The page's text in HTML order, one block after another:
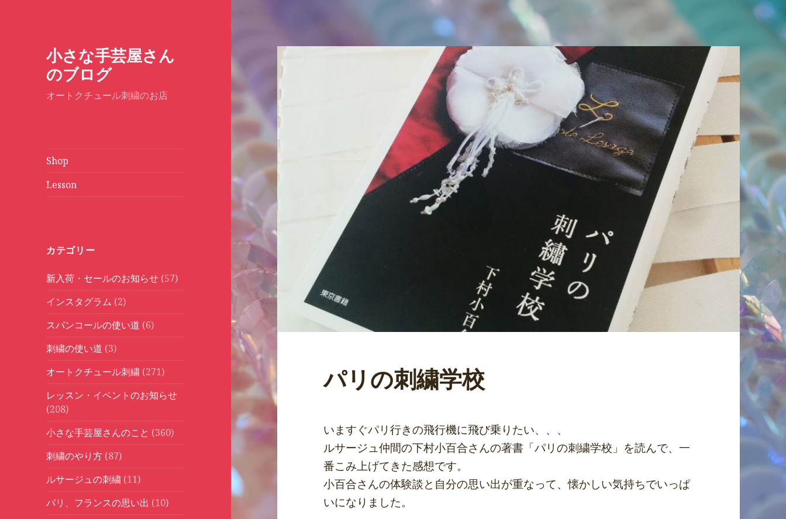
小さな手芸屋さん
のブログ
オートクチュール刺繍のお店
Shop
Lesson
カテゴリー
新入荷・セールのお知らせ (57)
インスタグラム (2)
スパンコールの使い道 (6)
刺繍の使い道 (3)
オートクチュール刺繍 (271)
レッスン・イベントのお知らせ
(208)
小さな手芸屋さんのこと (360)
刺繍のやり方 (87)
ルサージュの刺繍 (11)
パリ、フランスの思い出 (10)
パリの刺繍学校
いますぐパリ行きの飛行機に飛び乗りたい、、、
ルサージュ仲間の下村小百合さんの著書「パリの刺繍学校」を読んで、一
番こみ上げてきた感想です。
小百合さんの体験談と自分の思い出が重なって、懐かしい気持ちでいっぱ
いになりました。